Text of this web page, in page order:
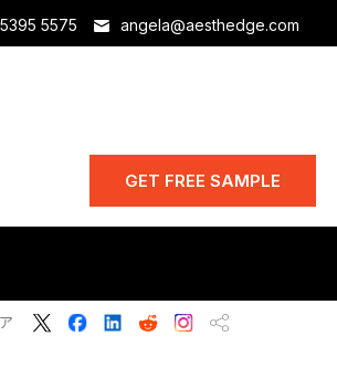
5575 angela@aesthedge.com
GET FREE SAMPLE